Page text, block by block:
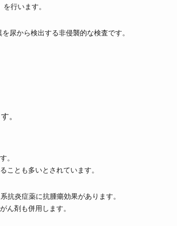
行います。
尿から検出する非侵襲的な検査です。
。
。
ことも多いとされています。
抗炎症薬に抗腫瘍効果があります。
ん剤も併用します。